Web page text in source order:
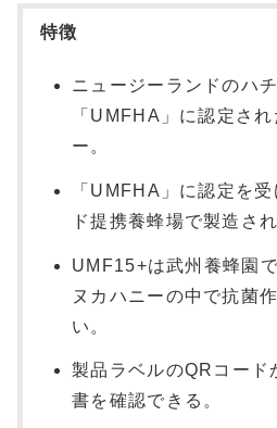
特徴
ニュージーランドのハ
「UMFHA」に認定さ
ー。
「UMFHA」に認定を
ド提携養蜂場で製造さ
UMF15+は武州養蜂園
ヌカハニーの中で抗菌
い。
製品ラベルのQRコード
書を確認できる。